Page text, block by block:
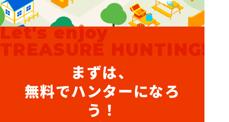
Let's enjoy
TREASURE HUNTING!
まずは、
無料でハンターになろ
う！